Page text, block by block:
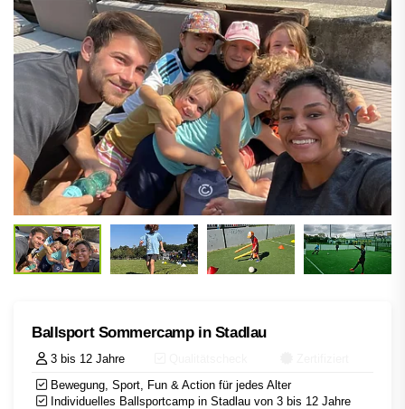
Ballsport Sommercamp in Stadlau
3 bis 12 Jahre
Bewegung, Sport, Fun & Action für jedes Alter
Individuelles Ballsportcamp in Stadlau von 3 bis 12 Jahre